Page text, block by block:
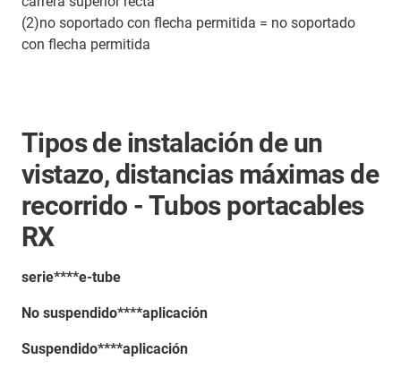
(2)no soportado con flecha permitida = no soportado
con flecha permitida
Tipos de instalación de un
vistazo, distancias máximas de
recorrido - Tubos portacables
RX
serie****e-tube
No suspendido****aplicación
Suspendido****aplicación